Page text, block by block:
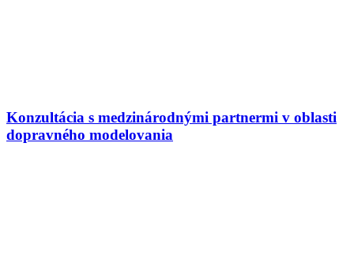
Konzultácia s medzinárodnými partnermi v oblasti
dopravného modelovania